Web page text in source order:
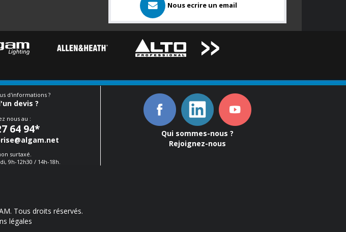
Nous ecrire un email
d'informations ?
devis ?
nous au :
64 94*
surtaxé.
9h-12h30 / 14h-18h.
Qui sommes-nous ?
Rejoignez-nous
Tous droits réservés.
légales